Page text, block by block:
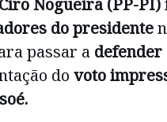
do presidente
passar a defender
do voto